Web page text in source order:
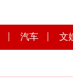
汽车 文